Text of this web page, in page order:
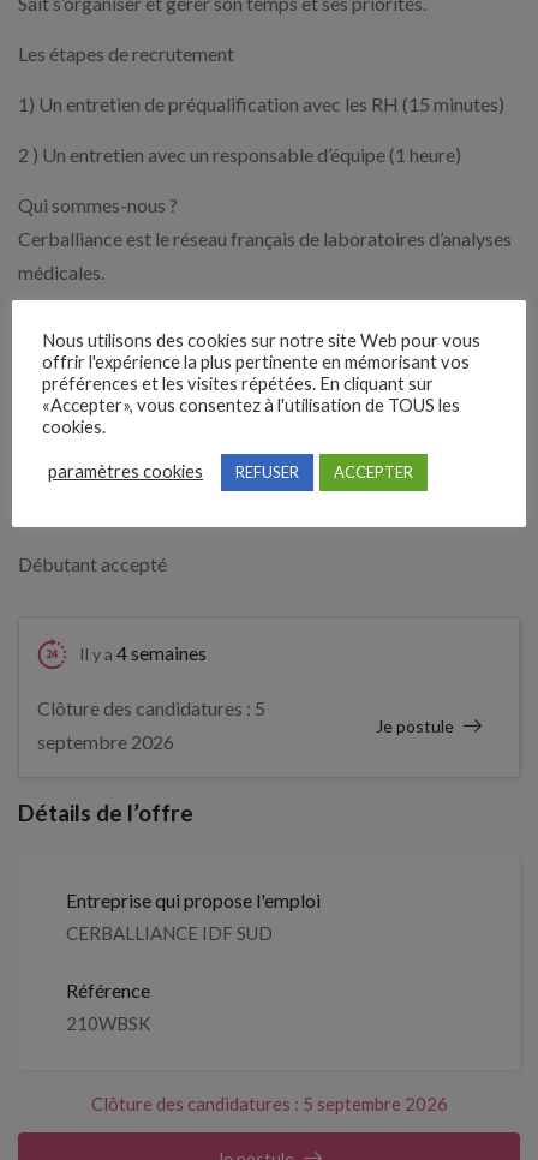
Les étapes de recrutement
1) Un entretien de préqualification avec les RH (15 minutes)
2 ) Un entretien avec un responsable d’équipe (1 heure)
Qui sommes-nous ?
Cerballiance est le réseau français de laboratoires d’analyses
médicales.
Au cœur de la chaîne de santé, nous accompagnons le
parcours du patient pour une meilleure prise en charge lors
des étapes de soin. Nos équipes œuvrent chaque jour pour
améliorer la santé de nos patients via une offre adaptée
d’analyses de routines et spécialisées.
Débutant accepté
Il y a 4 semaines
Clôture des candidatures : 5
septembre 2026
Je postule
Détails de l’offre
Entreprise qui propose l'emploi
CERBALLIANCE IDF SUD
Référence
210WBSK
Clôture des candidatures : 5 septembre 2026
Nous utilisons des cookies sur notre site Web pour vous
offrir l'expérience la plus pertinente en mémorisant vos
préférences et les visites répétées. En cliquant sur
«Accepter», vous consentez à l'utilisation de TOUS les
cookies.
paramètres cookies REFUSER ACCEPTER